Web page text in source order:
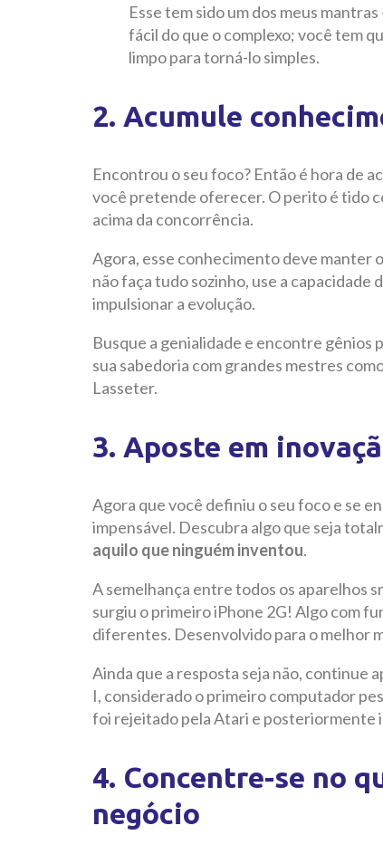
Esse tem sido um dos meus
fácil do que o complexo; você tem
limpo para torná-lo simples.
2. Acumule
Encontrou o seu foco? Então é hora de
você pretende oferecer. O perito é tido
acima da concorrência.
Agora, esse conhecimento deve manter
não faça tudo sozinho, use a capacidade
impulsionar a evolução.
Busque a genialidade e encontre gênios
sua sabedoria com grandes mestres
Lasseter.
3. Aposte em
Agora que você definiu o seu foco e se
impensável. Descubra algo que seja
aquilo que ninguém inventou.
A semelhança entre todos os aparelhos
surgiu o primeiro iPhone 2G! Algo com
diferentes. Desenvolvido para o melhor
Ainda que a resposta seja não, continue
I, considerado o primeiro computador
foi rejeitado pela Atari e posteriormente
4. Concentre-se no
negócio